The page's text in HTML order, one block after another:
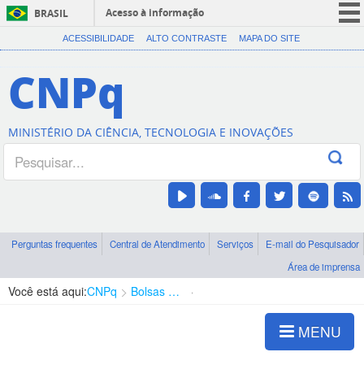
BRASIL
Acesso à informação
CORONAVÍRUS (COVID-19)
Canais
ACESSIBILIDADE ALTO CONTRASTE MAPA DO SITE
CNPq
MINISTÉRIO DA CIÊNCIA, TECNOLOGIA E INOVAÇÕES
Perguntas frequentes Central de Atendimento Serviços
E-mail do Pesquisador
Área de imprensa
Você está aqui:CNPq Bolsas e Auxílios Vigentes
MENU